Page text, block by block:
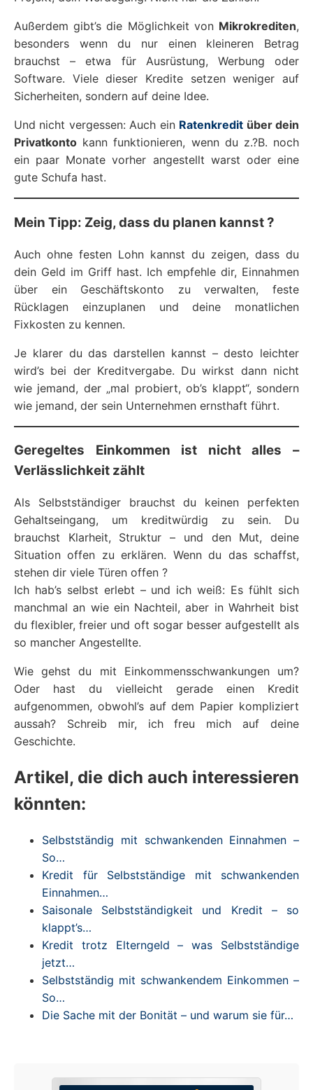
Außerdem gibt’s die Möglichkeit von Mikrokrediten,
besonders wenn du nur einen kleineren Betrag
brauchst – etwa für Ausrüstung, Werbung oder
Software. Viele dieser Kredite setzen weniger auf
Sicherheiten, sondern auf deine Idee.
Und nicht vergessen: Auch ein Ratenkredit über dein
Privatkonto kann funktionieren, wenn du z.?B. noch
ein paar Monate vorher angestellt warst oder eine
gute Schufa hast.
Mein Tipp: Zeig, dass du planen kannst ?
Auch ohne festen Lohn kannst du zeigen, dass du
dein Geld im Griff hast. Ich empfehle dir, Einnahmen
über ein Geschäftskonto zu verwalten, feste
Rücklagen einzuplanen und deine monatlichen
Fixkosten zu kennen.
Je klarer du das darstellen kannst – desto leichter
wird’s bei der Kreditvergabe. Du wirkst dann nicht
wie jemand, der „mal probiert, ob’s klappt“, sondern
wie jemand, der sein Unternehmen ernsthaft führt.
Geregeltes Einkommen ist nicht alles –
Verlässlichkeit zählt
Als Selbstständiger brauchst du keinen perfekten
Gehaltseingang, um kreditwürdig zu sein. Du
brauchst Klarheit, Struktur – und den Mut, deine
Situation offen zu erklären. Wenn du das schaffst,
stehen dir viele Türen offen ?
Ich hab’s selbst erlebt – und ich weiß: Es fühlt sich
manchmal an wie ein Nachteil, aber in Wahrheit bist
du flexibler, freier und oft sogar besser aufgestellt als
so mancher Angestellte.
Wie gehst du mit Einkommensschwankungen um?
Oder hast du vielleicht gerade einen Kredit
aufgenommen, obwohl’s auf dem Papier kompliziert
aussah? Schreib mir, ich freu mich auf deine
Geschichte.
Artikel, die dich auch interessieren
könnten:
Selbstständig mit schwankenden Einnahmen –
So…
Kredit für Selbstständige mit schwankenden
Einnahmen…
Saisonale Selbstständigkeit und Kredit – so
klappt’s…
Kredit trotz Elterngeld – was Selbstständige
jetzt…
Selbstständig mit schwankendem Einkommen –
So…
Die Sache mit der Bonität – und warum sie für…